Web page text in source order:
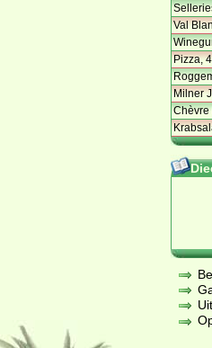
Val
Pizza,
Milner
Chèvre